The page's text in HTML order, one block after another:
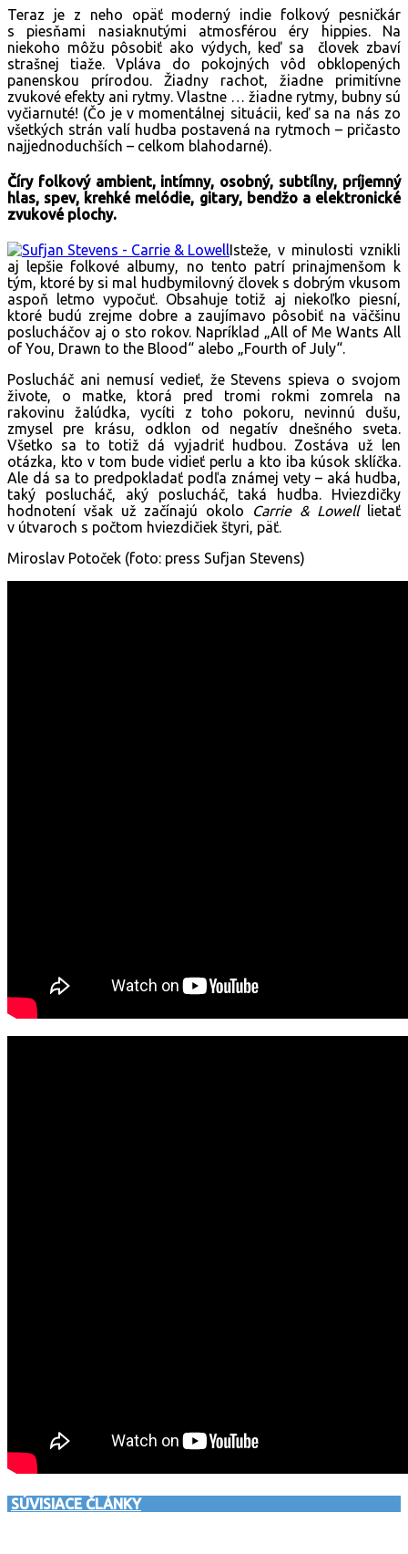
Teraz je z neho opäť moderný indie folkový pesničkár
s piesňami nasiaknutými atmosférou éry hippies. Na
niekoho môžu pôsobiť ako výdych, keď sa človek zbaví
strašnej tiaže. Vpláva do pokojných vôd obklopených
panenskou prírodou. Žiadny rachot, žiadne primitívne
zvukové efekty ani rytmy. Vlastne … žiadne rytmy, bubny sú
vyčiarnuté! (Čo je v momentálnej situácii, keď sa na nás zo
všetkých strán valí hudba postavená na rytmoch – pričasto
najjednoduchších – celkom blahodarné).
Číry folkový ambient, intímny, osobný, subtílny, príjemný
hlas, spev, krehké melódie, gitary, bendžo a elektronické
zvukové plochy.
Isteže, v minulosti vznikli
aj lepšie folkové albumy, no tento patrí prinajmenšom k
tým, ktoré by si mal hudbymilovný človek s dobrým vkusom
aspoň letmo vypočuť. Obsahuje totiž aj niekoľko piesní,
ktoré budú zrejme dobre a zaujímavo pôsobiť na väčšinu
poslucháčov aj o sto rokov. Napríklad „All of Me Wants All
of You, Drawn to the Blood“ alebo „Fourth of July“.
Poslucháč ani nemusí vedieť, že Stevens spieva o svojom
živote, o matke, ktorá pred tromi rokmi zomrela na
rakovinu žalúdka, vycíti z toho pokoru, nevinnú dušu,
zmysel pre krásu, odklon od negatív dnešného sveta.
Všetko sa to totiž dá vyjadriť hudbou. Zostáva už len
otázka, kto v tom bude vidieť perlu a kto iba kúsok sklíčka.
Ale dá sa to predpokladať podľa známej vety – aká hudba,
taký poslucháč, aký poslucháč, taká hudba. Hviezdičky
hodnotení však už začínajú okolo
Carrie & Lowell lietať
v útvaroch s počtom hviezdičiek štyri, päť.
Miroslav Potoček (foto: press Sufjan Stevens)
SÚVISIACE ČLÁNKY